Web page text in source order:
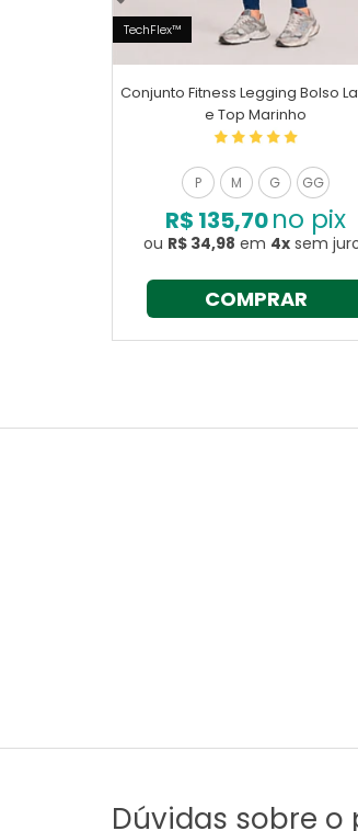
TechFlex™
Conjunto Fitness Legging Bolso
e Top Marinho
P M G GG
R$ 135,70no pix
ou R$ 34,98 em 4xsem
COMPRAR
Dúvidas sobre o